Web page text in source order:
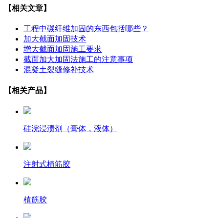
【相关文章】
工程中碳纤维加固的东西包括哪些？
加大截面加固技术
增大截面加固施工要求
截面加大加固法施工的注意事项
混凝土裂缝修补技术
【相关产品】
硅浣浸渍剂（膏体，液体）
注射式植筋胶
植筋胶